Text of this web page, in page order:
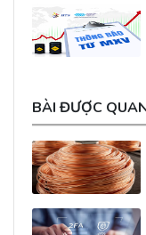
BÀI ĐƯỢC